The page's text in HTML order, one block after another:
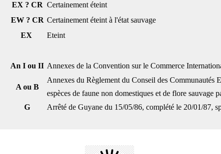
EX ? CR Certainement éteint
EW ? CR Certainement éteint à l'état sauvage
EX
Eteint
An I ou II Annexes de la Convention sur le Commerce
A ou B
Annexes du Règlement du Conseil des Communautés
espèces de faune non domestiques et de flore sauvage
G
Arrêté de Guyane du 15/05/86, complété le 20/01/87,